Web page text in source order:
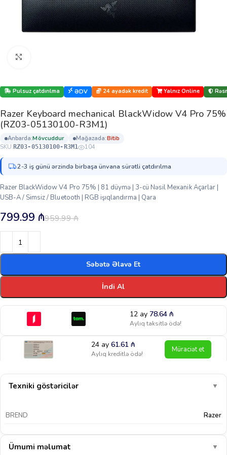
Pulsuz çatdırılma ƏDV 24 ayadək kredit Yalnız Online
Razer Keyboard mechanical BlackWidow V4 Pro 75%
(RZ03-05130100-R3M1)
anbarda: mövcuddur mağazada:
bi̇ti̇b
SKU: RZ03-05130100-R3M1 104
2-3 iş günü ərzində birbaşa ünvana sürətli çatdırılma
Razer BlackWidow V4 Pro 75% | 81 düymə | 3-cü Nəsil Mexanik Açarlar |
USB-A / Simsiz / Bluetooth | RGB işıqlandırma | Qara
959.99₼
799.99 ₼
Səbətə Əlavə Et
İndi Al
12 ay 78.64 ₼
Aylıq taksitlə ödə!
24 ay61.61₼
Aylıq kreditlə ödə! Müraciət et
Texniki göstəricilər ▼
BREND Razer
Ümumi məlumat ▼